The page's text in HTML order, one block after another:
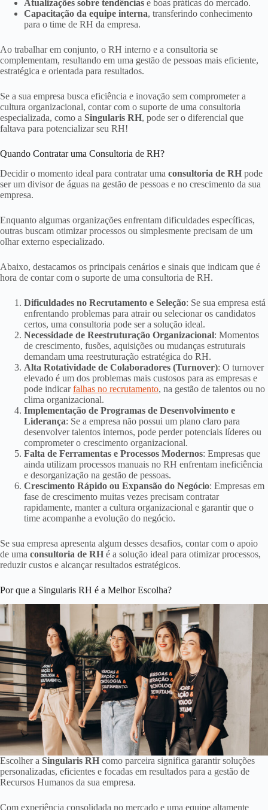
Atualizações sobre tendências e boas práticas do mercado.
Capacitação da equipe interna, transferindo conhecimento
para o time de RH da empresa.
Ao trabalhar em conjunto, o RH interno e a consultoria se
complementam, resultando em uma gestão de pessoas mais eficiente,
estratégica e orientada para resultados.
Se a sua empresa busca eficiência e inovação sem comprometer a
cultura organizacional, contar com o suporte de uma consultoria
especializada, como a Singularis RH, pode ser o diferencial que
faltava para potencializar seu RH!
Quando Contratar uma Consultoria de RH?
Decidir o momento ideal para contratar uma consultoria de RH pode
ser um divisor de águas na gestão de pessoas e no crescimento da sua
empresa.
Enquanto algumas organizações enfrentam dificuldades específicas,
outras buscam otimizar processos ou simplesmente precisam de um
olhar externo especializado.
Abaixo, destacamos os principais cenários e sinais que indicam que é
hora de contar com o suporte de uma consultoria de RH.
Dificuldades no Recrutamento e Seleção: Se sua empresa está
enfrentando problemas para atrair ou selecionar os candidatos
certos, uma consultoria pode ser a solução ideal.
Necessidade de Reestruturação Organizacional: Momentos
de crescimento, fusões, aquisições ou mudanças estruturais
demandam uma reestruturação estratégica do RH.
Alta Rotatividade de Colaboradores (Turnover): O turnover
elevado é um dos problemas mais custosos para as empresas e
pode indicarfalhas no recrutamento, na gestão de talentos ou no
clima organizacional.
Implementação de Programas de Desenvolvimento e
Liderança: Se a empresa não possui um plano claro para
desenvolver talentos internos, pode perder potenciais líderes ou
comprometer o crescimento organizacional.
Falta de Ferramentas e Processos Modernos: Empresas que
ainda utilizam processos manuais no RH enfrentam ineficiência
e desorganização na gestão de pessoas.
Crescimento Rápido ou Expansão do Negócio: Empresas em
fase de crescimento muitas vezes precisam contratar
rapidamente, manter a cultura organizacional e garantir que o
time acompanhe a evolução do negócio.
Se sua empresa apresenta algum desses desafios, contar com o apoio
de uma consultoria de RH é a solução ideal para otimizar processos,
reduzir custos e alcançar resultados estratégicos.
Por que a Singularis RH é a Melhor Escolha?
Escolher a Singularis RH como parceira significa garantir soluções
personalizadas, eficientes e focadas em resultados para a gestão de
Recursos Humanos da sua empresa.
Com experiência consolidada no mercado e uma equipe altamente